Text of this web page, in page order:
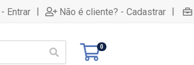
Entrar | Não é cliente? - Cadastrar |
0